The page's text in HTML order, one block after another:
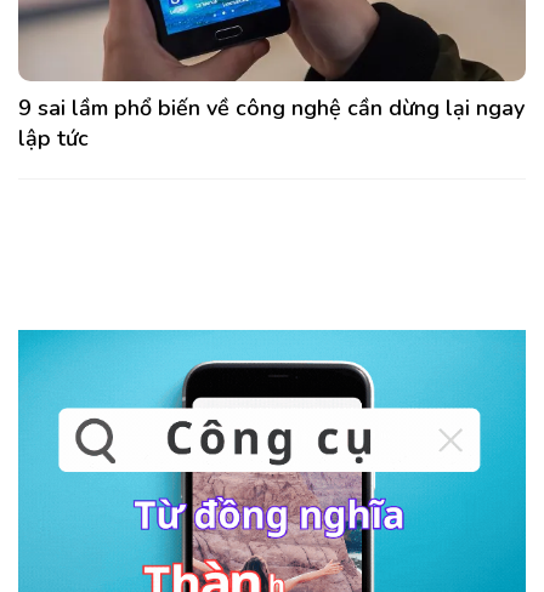
9 sai lầm phổ biến về công nghệ cần dừng lại ngay
lập tức